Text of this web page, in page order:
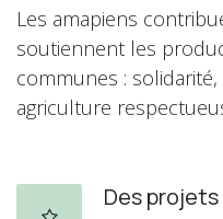
Les amapiens
soutiennent les
communes :
agriculture
Des